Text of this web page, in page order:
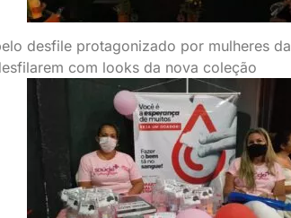
desfile protagonizado por mulheres da
com looks da nova coleção